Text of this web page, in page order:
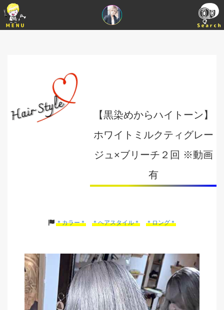
【黒染めからハイトーン】
ホワイトミルクティグレー
ジュ×ブリーチ２回 ※動画
有
＊カラー＊ ＊ヘアスタイル＊ ＊ロング＊